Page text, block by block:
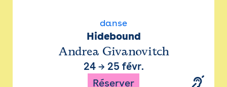
danse
Hidebound
Andrea Givanovitch
24→ 25 févr.
Réserver